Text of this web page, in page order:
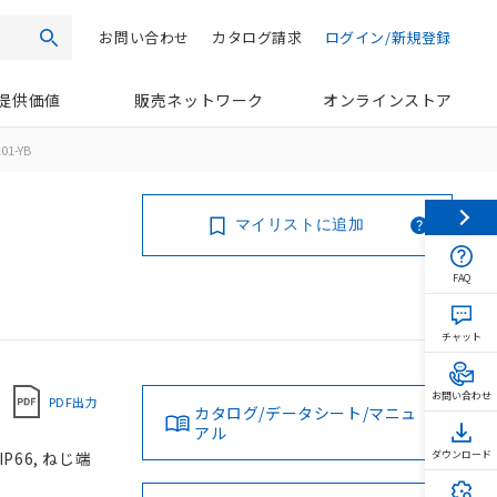
検索 ログイン/新規登録
カタログ請求
お問い合わせ
供価値 販売ネットワーク オンラインストア
YB
マイリストに追加
PDF出力
ねじ端
カタログ/データシート/マニュ
アル
FAQ
チャット
お問い合わせ
ダウンロード